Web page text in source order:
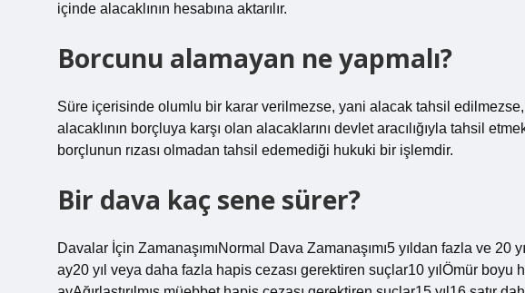
içinde alacaklının hesabına aktarılır.
Borcunu alamayan ne yapmalı?
Süre içerisinde olumlu bir karar verilmezse, yani alacak tahsil
alacaklının borçluya karşı olan alacaklarını devlet aracılığıyla tahsil
borçlunun rızası olmadan tahsil edemediği hukuki bir işlemdir.
Bir dava kaç sene sürer?
Davalar İçin ZamanaşımıNormal Dava Zamanaşımı5 yıldan fazla ve 20
ay20 yıl veya daha fazla hapis cezası gerektiren suçlar10 yılÖmür boyu